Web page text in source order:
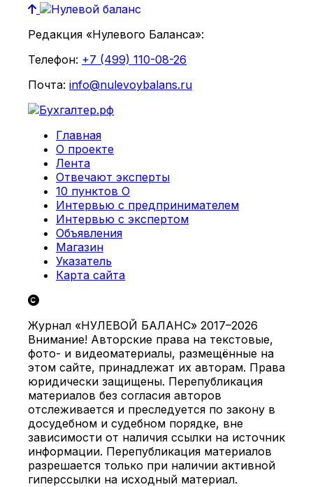
Редакция «Нулевого Баланса»:
Телефон: +7 (499) 110-08-26
Почта: info@nulevoybalans.ru
Главная
О проекте
Лента
Отвечают эксперты
10 пунктов О
Интервью с предпринимателем
Интервью с экспертом
Объявления
Магазин
Указатель
Карта сайта
Журнал «НУЛЕВОЙ БАЛАНС» 2017–2026
Внимание! Авторские права на текстовые,
фото- и видеоматериалы, размещённые на
этом сайте, принадлежат их авторам. Права
юридически защищены. Перепубликация
материалов без согласия авторов
отслеживается и преследуется по закону в
досудебном и судебном порядке, вне
зависимости от наличия ссылки на источник
информации. Перепубликация материалов
разрешается только при наличии активной
гиперссылки на исходный материал.